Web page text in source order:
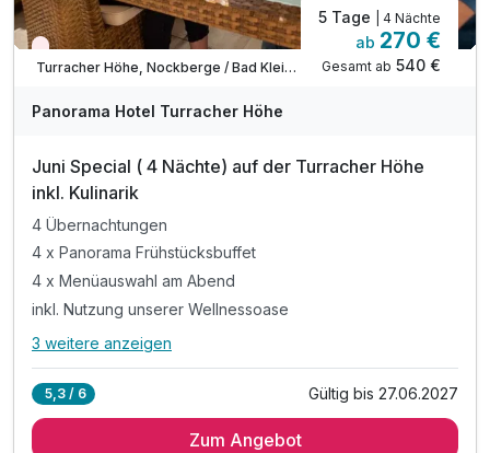
Wieder frei ab Mai
Turracher Höhe, Nockberge / Bad Kleinkirchheim
5 Tage | 4 Nächte
ab 270 €
Gesamt ab 540 €
Panorama Hotel Turracher Höhe
Juni Special ( 4 Nächte) auf der Turracher Höhe
inkl. Kulinarik
4 Übernachtungen
4 x Panorama Frühstücksbuffet
4 x Menüauswahl am Abend
inkl. Nutzung unserer Wellnessoase
Alle Inklusivleistungen
4 x Panorama Frühstücksbuffet
3 weitere anzeigen
5,3 / 6 Gültig bis 27.06.2027
Zum Angebot